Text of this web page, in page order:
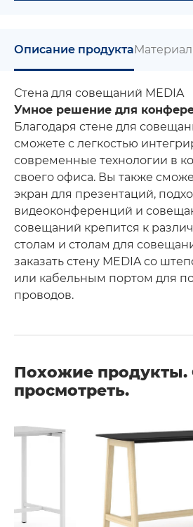
Описание продукта
Стена для совещаний MEDIA
Умное решение для
Благодаря стене для
сможете с легкостью
современные технологии в
своего офиса. Вы также
экран для презентаций,
видеоконференций и
совещаний крепится к
столам и столам для
заказать стену MEDIA со
или кабельным портом для
проводов.
Похожие продукты.
просмотреть.